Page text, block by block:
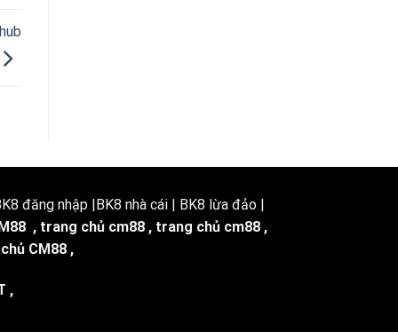
đăng nhập |BK8 nhà cái | BK8 lừa đảo |
, trang chủ cm88, trang chủ cm88,
CM88 ,
,